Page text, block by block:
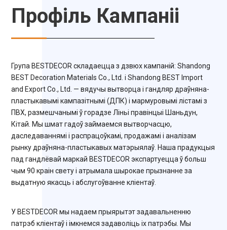
Профіль Кампаніі
Група BESTDECOR складаецца з дзвюх кампаній: Shandong
BEST Decoration Materials Co., Ltd. і Shandong BEST Import
and Export Co., Ltd. — вядучы вытворца і гандляр драўняна-
пластыкавымі кампазітнымі (ДПК) і мармуровымі лістамі з
ПВХ, размешчанымі ў горадзе Ліньі правінцыі Шаньдун,
Кітай. Мы шмат гадоў займаемся вытворчасцю,
даследаваннямі і распрацоўкамі, продажамі і аналізам
рынку драўняна-пластыкавых матэрыялаў. Наша прадукцыя
пад гандлёвай маркай BESTDECOR экспартуецца ў больш
чым 90 краін свету і атрымала шырокае прызнанне за
выдатную якасць і абслугоўванне кліентаў.
У BESTDECOR мы надаем прыярытэт задавальненню
патрэб кліентаў і імкнемся задаволіць іх патрэбы. Мы